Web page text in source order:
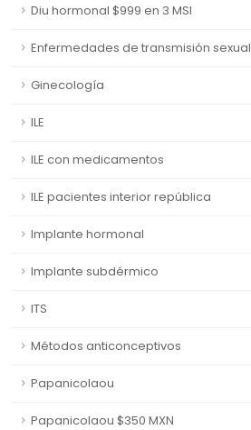
Diu hormonal $999 en 3 MSI
Enfermedades de transmisión sexual
Ginecología
ILE
ILE con medicamentos
ILE pacientes interior república
Implante hormonal
Implante subdérmico
ITS
Métodos anticonceptivos
Papanicolaou
Papanicolaou $350 MXN